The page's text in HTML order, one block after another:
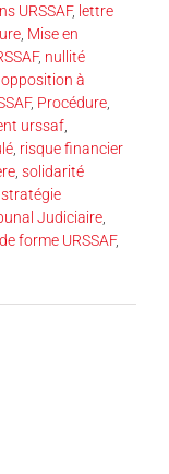
URSSAF, lettre
Mise en
, nullité
opposition à
, Procédure
urssaf
risque financier
solidarité
stratégie
Judiciaire
forme URSSAF,